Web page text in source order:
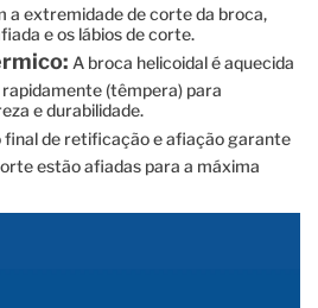
a extremidade de corte da broca,
e os lábios de corte.
A broca helicoidal é aquecida
(têmpera) para
e durabilidade.
final de retificação e afiação garante
estão afiadas para a máxima